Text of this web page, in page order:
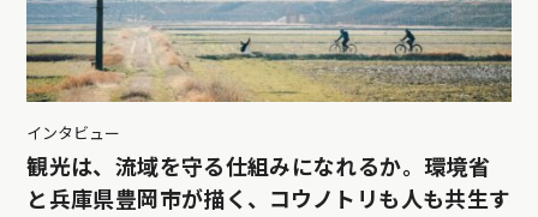
インタビュー
観光は、流域を守る仕組みになれるか。環境省
と兵庫県豊岡市が描く、コウノトリも人も共生す